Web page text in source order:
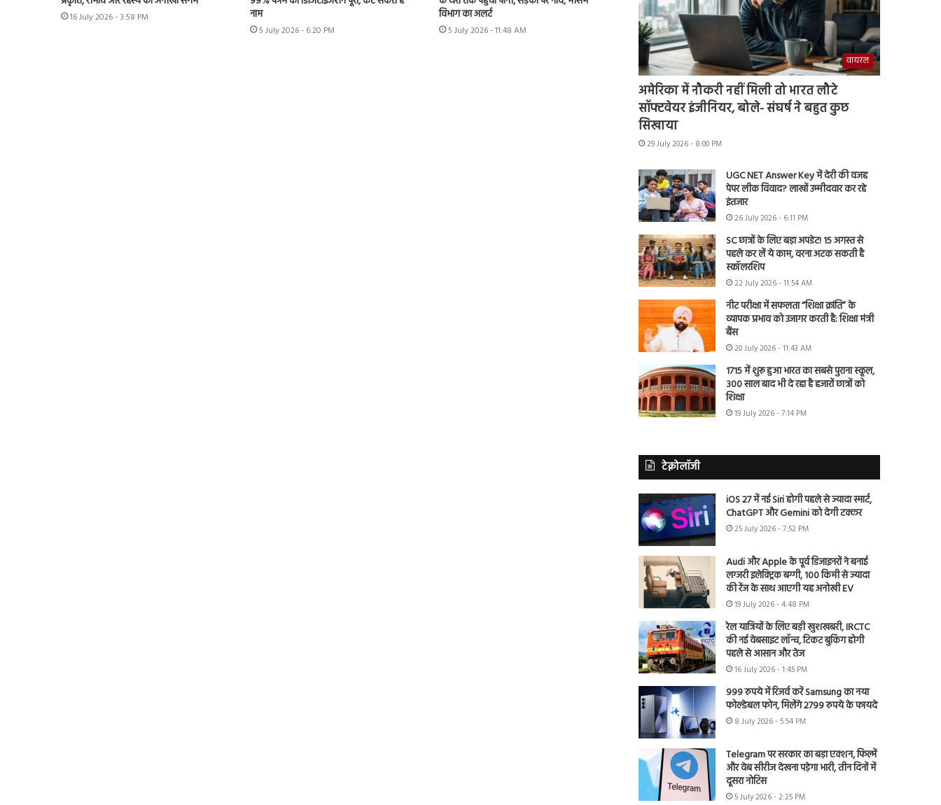
16 July 2026 - 3:58 PM
नाम
5 July 2026 - 6:20 PM
विभाग का अलर्ट
5 July 2026 - 11:48 AM
वायरल
अमेरिका में नौकरी नहीं मिली तो भारत लौटे
सॉफ्टवेयर इंजीनियर, बोले- संघर्ष ने बहुत कुछ
सिखाया
29 July 2026 - 8:00 PM
UGC NET Answer Key में देरी की वजह
पेपर लीक विवाद? लाखों उम्मीदवार कर रहे
इंतजार
26 July 2026 - 6:11 PM
SC छात्रों के लिए बड़ा अपडेट! 15 अगस्त से
पहले कर लें ये काम, वरना अटक सकती है
स्कॉलरशिप
22 July 2026 - 11:54 AM
नीट परीक्षा में सफलता “शिक्षा क्रांति” के
व्यापक प्रभाव को उजागर करती है: शिक्षा मंत्री
बैंस
20 July 2026 - 11:43 AM
1715 में शुरू हुआ भारत का सबसे पुराना स्कूल,
300 साल बाद भी दे रहा है हजारों छात्रों को
शिक्षा
19 July 2026 - 7:14 PM
टेक्नोलॉजी
iOS 27 में नई Siri होगी पहले से ज्यादा स्मार्ट,
ChatGPT और Gemini को देगी टक्कर
25 July 2026 - 7:52 PM
Audi और Apple के पूर्व डिजाइनरों ने बनाई
लग्जरी इलेक्ट्रिक बग्गी, 100 किमी से ज्यादा
की रेंज के साथ आएगी यह अनोखी EV
19 July 2026 - 4:48 PM
रेल यात्रियों के लिए बड़ी खुशखबरी, IRCTC
की नई वेबसाइट लॉन्च, टिकट बुकिंग होगी
पहले से आसान और तेज
16 July 2026 - 1:45 PM
999 रुपये में रिजर्व करें Samsung का नया
फोल्डेबल फोन, मिलेंगे 2799 रुपये के फायदे
8 July 2026 - 5:54 PM
Telegram पर सरकार का बड़ा एक्शन, फिल्में
और वेब सीरीज देखना पड़ेगा भारी, तीन दिनों में
दूसरा नोटिस
5 July 2026 - 2:25 PM